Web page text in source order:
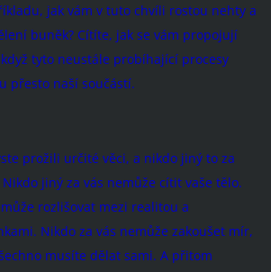
jak vám v tuto chvíli rostou nehty a
buněk? Cítíte, jak se vám propojují
tyto neustále probíhající procesy
přesto naší součástí.
prožili určité věci, a nikdo jiný to za
jiný za vás nemůže cítit vaše tělo.
rozlišovat mezi realitou a
Nikdo za vás nemůže zakoušet mír,
musíte dělat sami. A přitom